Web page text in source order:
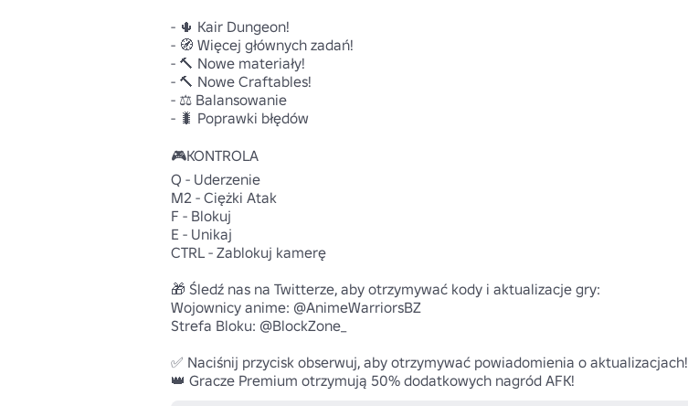
- 🌵 Kair Dungeon!
- 🧭 Więcej głównych zadań!
- 🔨 Nowe materiały!
- 🔨 Nowe Craftables!
- ⚖️ Balansowanie
- 🐛 Poprawki błędów
🎮KONTROLA
Q - Uderzenie
M2 - Ciężki Atak
F - Blokuj
E - Unikaj
CTRL - Zablokuj kamerę
🎁 Śledź nas na Twitterze, aby otrzymywać kody i aktualizacje gry:
Wojownicy anime: @AnimeWarriorsBZ
Strefa Bloku: @BlockZone_
✅ Naciśnij przycisk obserwuj, aby otrzymywać powiadomienia o aktualizacjach!
👑 Gracze Premium otrzymują 50% dodatkowych nagród AFK!